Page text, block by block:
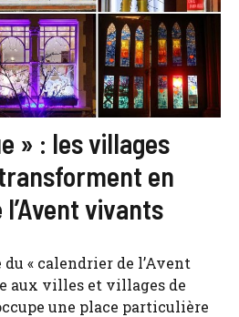
» : les villages
en
vivants
« calendrier de l’Avent
aux villes et villages de
une place particulière